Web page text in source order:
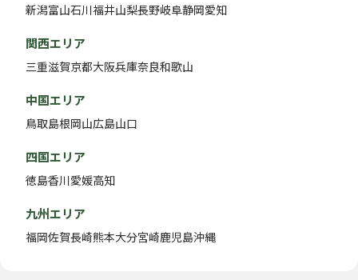
新潟富山石川福井山梨長野岐阜静岡愛知
関西エリア
三重滋賀京都大阪兵庫奈良和歌山
中国エリア
鳥取島根岡山広島山口
四国エリア
徳島香川愛媛高知
九州エリア
福岡佐賀長崎熊本大分宮崎鹿児島沖縄